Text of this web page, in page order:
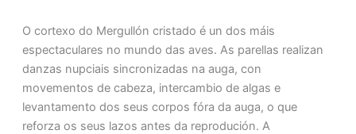
O cortexo do Mergullón cristado é un dos máis
espectaculares no mundo das aves. As parellas realizan
danzas nupciais sincronizadas na auga, con
movementos de cabeza, intercambio de algas e
levantamento dos seus corpos fóra da auga, o que
reforza os seus lazos antes da reprodución. A